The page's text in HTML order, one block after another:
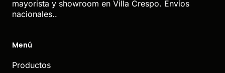
mayorista y showroom en Villa Crespo. Envíos
nacionales..
Menú
Productos